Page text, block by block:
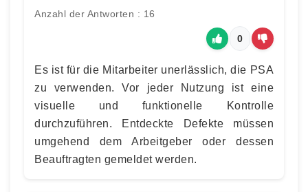
Anzahl der Antworten : 16
0
Es ist für die Mitarbeiter unerlässlich, die PSA
zu verwenden. Vor jeder Nutzung ist eine
visuelle und funktionelle Kontrolle
durchzuführen. Entdeckte Defekte müssen
umgehend dem Arbeitgeber oder dessen
Beauftragten gemeldet werden.